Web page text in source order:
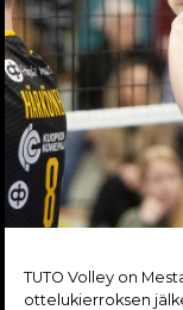
TUTO Volley on
ottelukierroksen